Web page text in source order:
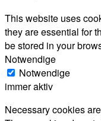
This website uses
they are essential for
be stored in your
Notwendige
Notwendige
immer aktiv
Necessary cookies